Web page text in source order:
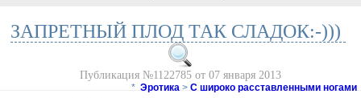
ЗАПРЕТНЫЙ ПЛОД ТАК СЛАДОК:-)))
Публикация №1122785 от 07 января 2013
* Эротика > С широко расставленными ногами